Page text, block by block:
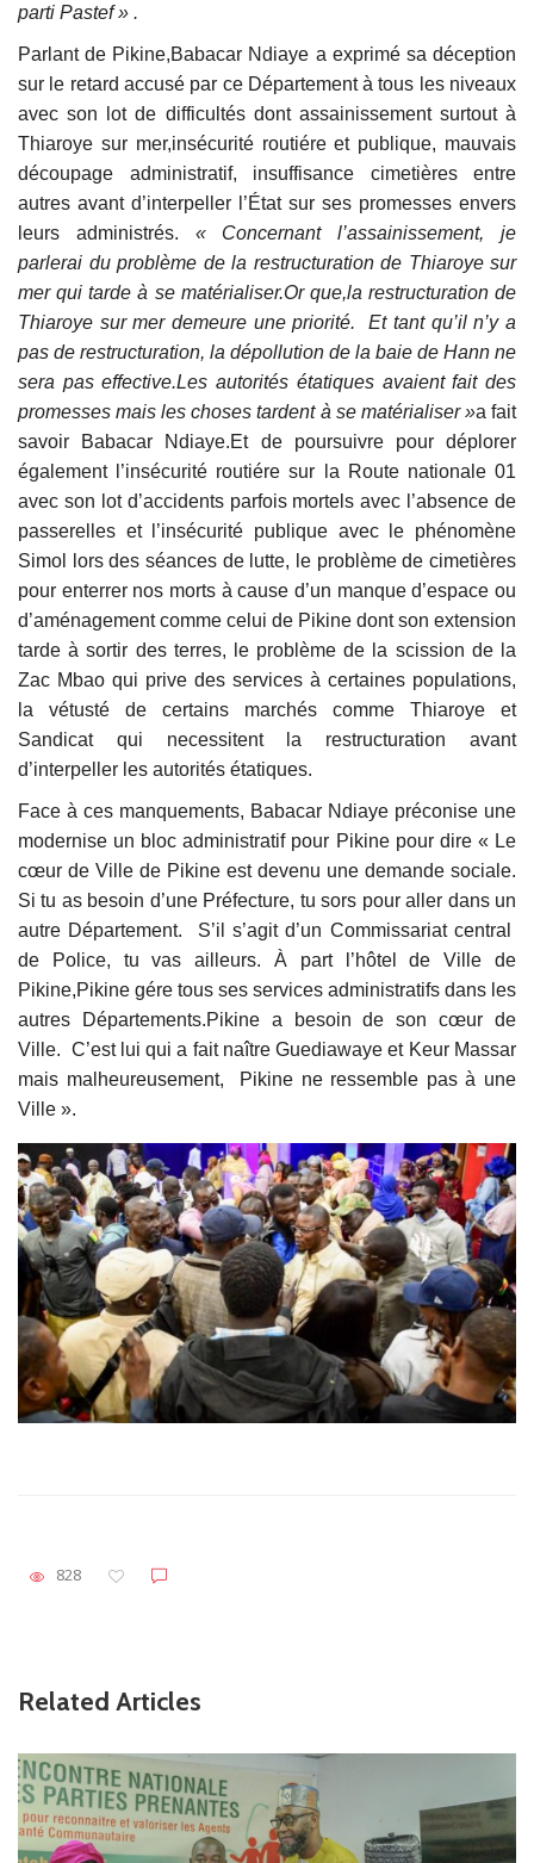
parti Pastef » .
Parlant de Pikine,Babacar Ndiaye a exprimé sa déception
sur le retard accusé par ce Département à tous les niveaux
avec son lot de difficultés dont assainissement surtout à
Thiaroye sur mer,insécurité routiére et publique, mauvais
découpage administratif, insuffisance cimetières entre
autres avant d’interpeller l’État sur ses promesses envers
leurs administrés. « Concernant l’assainissement, je
parlerai du problème de la restructuration de Thiaroye sur
mer qui tarde à se matérialiser.Or que,la restructuration de
Thiaroye sur mer demeure une priorité. Et tant qu’il n’y a
pas de restructuration, la dépollution de la baie de Hann ne
sera pas effective.Les autorités étatiques avaient fait des
promesses mais les choses tardent à se matérialiser »a fait
savoir Babacar Ndiaye.Et de poursuivre pour déplorer
également l’insécurité routiére sur la Route nationale 01
avec son lot d’accidents parfois mortels avec l’absence de
passerelles et l’insécurité publique avec le phénomène
Simol lors des séances de lutte, le problème de cimetières
pour enterrer nos morts à cause d’un manque d’espace ou
d’aménagement comme celui de Pikine dont son extension
tarde à sortir des terres, le problème de la scission de la
Zac Mbao qui prive des services à certaines populations,
la vétusté de certains marchés comme Thiaroye et
Sandicat qui necessitent la restructuration avant
d’interpeller les autorités étatiques.
Face à ces manquements, Babacar Ndiaye préconise une
modernise un bloc administratif pour Pikine pour dire « Le
cœur de Ville de Pikine est devenu une demande sociale.
Si tu as besoin d’une Préfecture, tu sors pour aller dans un
autre Département. S’il s’agit d’un Commissariat central
de Police, tu vas ailleurs. À part l’hôtel de Ville de
Pikine,Pikine gére tous ses services administratifs dans les
autres Départements.Pikine a besoin de son cœur de
Ville. C’est lui qui a fait naître Guediawaye et Keur Massar
mais malheureusement, Pikine ne ressemble pas à une
Ville ».
828
Related Articles